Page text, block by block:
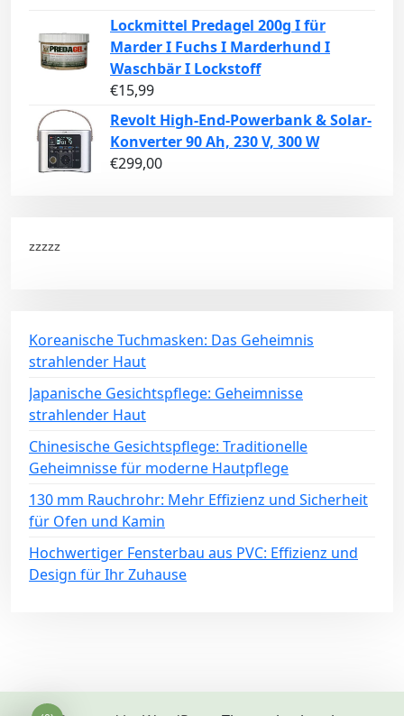
Lockmittel Predagel 200g I für
Marder I Fuchs I Marderhund I
Waschbär I Lockstoff
€15,99
Revolt High-End-Powerbank & Solar-
Konverter 90 Ah, 230 V, 300 W
€299,00
zzzzz
Koreanische Tuchmasken: Das Geheimnis
strahlender Haut
Japanische Gesichtspflege: Geheimnisse
strahlender Haut
Chinesische Gesichtspflege: Traditionelle
Geheimnisse für moderne Hautpflege
130 mm Rauchrohr: Mehr Effizienz und Sicherheit
für Ofen und Kamin
Hochwertiger Fensterbau aus PVC: Effizienz und
Design für Ihr Zuhause